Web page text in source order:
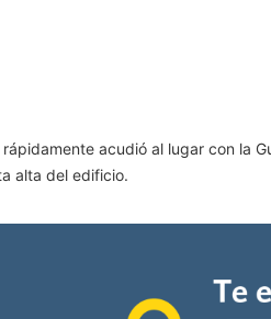
acudió al lugar con la
alta del edificio.